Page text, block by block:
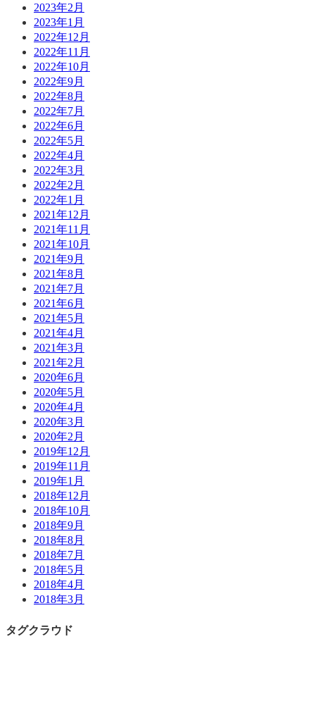
2023年2月
2023年1月
2022年12月
2022年11月
2022年10月
2022年9月
2022年8月
2022年7月
2022年6月
2022年5月
2022年4月
2022年3月
2022年2月
2022年1月
2021年12月
2021年11月
2021年10月
2021年9月
2021年8月
2021年7月
2021年6月
2021年5月
2021年4月
2021年3月
2021年2月
2020年6月
2020年5月
2020年4月
2020年3月
2020年2月
2019年12月
2019年11月
2019年1月
2018年12月
2018年10月
2018年9月
2018年8月
2018年7月
2018年5月
2018年4月
2018年3月
タグクラウド